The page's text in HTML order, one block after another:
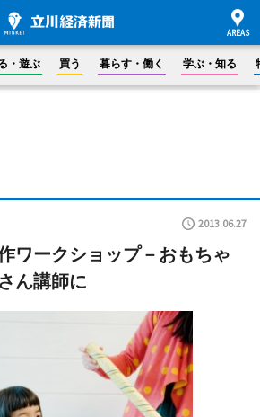
・遊ぶ 買う 暮らす・働く 学ぶ・知る
2013.06.27
ワークショップ－おもちゃ
ん講師に